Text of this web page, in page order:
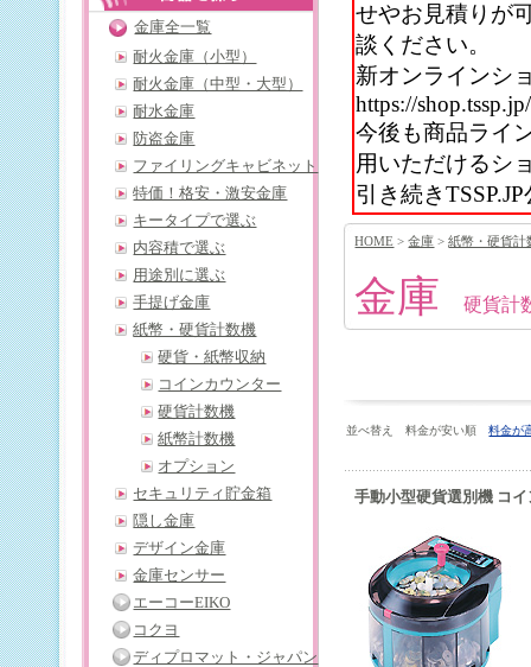
せやお見積りが
談ください。
新オンラインシ
https://shop.tssp.jp/
今後も商品ライ
用いただけるシ
引き続き
HOME >金庫 >紙幣・硬貨計
金庫 硬貨計
並べ替え 料金が安い順料金が
手動小型硬貨選別機 コイ
金庫全一覧
耐火金庫（小型）
耐火金庫（中型・大型）
耐水金庫
防盗金庫
ファイリングキャビネット
特価！格安・激安金庫
キータイプで選ぶ
内容積で選ぶ
用途別に選ぶ
手提げ金庫
紙幣・硬貨計数機
硬貨・紙幣収納
コインカウンター
硬貨計数機
紙幣計数機
オプション
セキュリティ貯金箱
隠し金庫
デザイン金庫
金庫センサー
エーコーEIKO
コクヨ
ディプロマット・ジャパン